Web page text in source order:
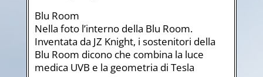
Blu Room
Nella foto l’interno della Blu Room.
Inventata da JZ Knight, i sostenitori della
Blu Room dicono che combina la luce
medica UVB e la geometria di Tesla